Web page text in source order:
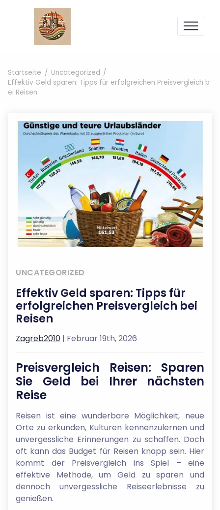
Zum Inhalt springen
Startseite
Uncategorized
Effektiv Geld sparen: Tipps für erfolgreichen Preisvergleich b
ei Reisen
UNCATEGORIZED
Effektiv Geld sparen: Tipps für
erfolgreichen Preisvergleich bei
Reisen
Zagreb2010 | Februar 19th, 2026
Preisvergleich Reisen: Sparen
Sie Geld bei Ihrer nächsten
Reise
Reisen ist eine wunderbare Möglichkeit, neue
Orte zu erkunden, Kulturen kennenzulernen und
unvergessliche Erinnerungen zu schaffen. Doch
oft kann das Budget für Reisen knapp sein. Hier
kommt der Preisvergleich ins Spiel – eine
effektive Methode, um Geld zu sparen und
dennoch unvergessliche Reiseerlebnisse zu
genießen.